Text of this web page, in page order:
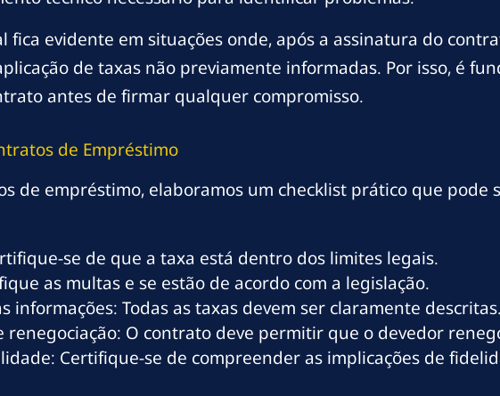
evidente em situações onde, após a assinatura do
de taxas não previamente informadas. Por isso, é
antes de firmar qualquer compromisso.
de Empréstimo
de empréstimo, elaboramos um checklist prático que
se de que a taxa está dentro dos limites legais.
as multas e se estão de acordo com a legislação.
informações: Todas as taxas devem ser claramente descritas.
renegociação: O contrato deve permitir que o devedor
Certifique-se de compreender as implicações de